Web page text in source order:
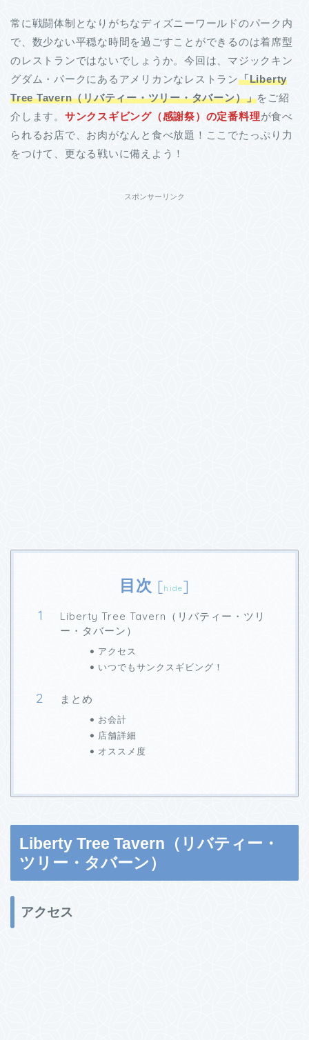
常に戦闘体制となりがちなディズニーワールドのパーク内
で、数少ない平穏な時間を過ごすことができるのは着席型
のレストランではないでしょうか。今回は、マジックキン
グダム・パークにあるアメリカンなレストラン「Liberty
Tree Tavern（リバティー・ツリー・タバーン）」をご紹
介します。 サンクスギビング（感謝祭）の定番料理が食べ
られるお店で、お肉がなんと食べ放題！ここでたっぷり力
をつけて、更なる戦いに備えよう！
スポンサーリンク
目次 [hide]
Liberty Tree Tavern（リバティー・ツリ
ー・タバーン）
アクセス
いつでもサンクスギビング！
まとめ
お会計
店舗詳細
オススメ度
Liberty Tree Tavern（リバティー・
ツリー・タバーン）
アクセス